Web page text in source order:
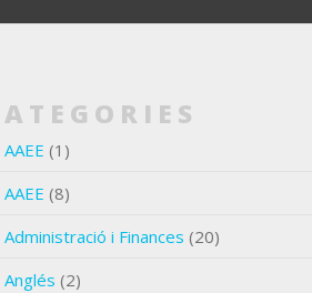
AAEE (1)
AAEE (8)
Administració i Finances (20)
Anglés (2)